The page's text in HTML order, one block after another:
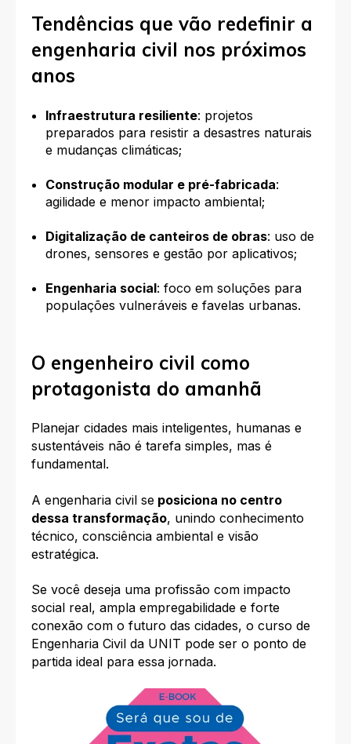
Tendências que vão redefinir a
engenharia civil nos próximos
anos
Infraestrutura resiliente: projetos
preparados para resistir a desastres naturais
e mudanças climáticas;
Construção modular e pré-fabricada:
agilidade e menor impacto ambiental;
Digitalização de canteiros de obras: uso de
drones, sensores e gestão por aplicativos;
Engenharia social: foco em soluções para
populações vulneráveis e favelas urbanas.
O engenheiro civil como
protagonista do amanhã
Planejar cidades mais inteligentes, humanas e
sustentáveis não é tarefa simples, mas é
fundamental.
A engenharia civil se posiciona no centro
dessa transformação, unindo conhecimento
técnico, consciência ambiental e visão
estratégica.
Se você deseja uma profissão com impacto
social real, ampla empregabilidade e forte
conexão com o futuro das cidades, o curso de
Engenharia Civil da UNIT pode ser o ponto de
partida ideal para essa jornada.